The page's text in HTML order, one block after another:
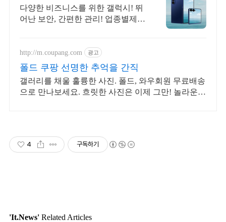
사 공식 운영 견적문의
다양한 비즈니스를 위한 갤럭시! 뛰
어난 보안, 간편한 관리! 업종별제안
http://m.coupang.com 광고
폴드 쿠팡 선명한 추억을 간직
갤러리를 채울 훌륭한 사진. 폴드, 와우회원 무료배송
으로 만나보세요. 흐릿한 사진은 이제 그만! 놀라운
4 구독하기
'It.News' Related Articles